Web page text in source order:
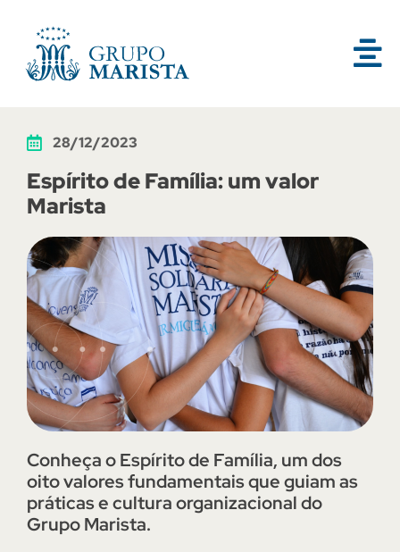
28/12/2023
Espírito de Família: um valor
Marista
Conheça o Espírito de Família, um dos
oito valores fundamentais que guiam as
práticas e cultura organizacional do
Grupo Marista.